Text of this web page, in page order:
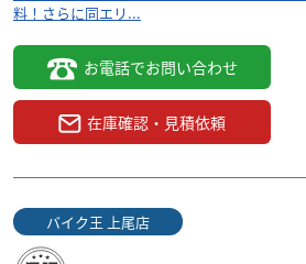
料！さらに同エリ...
お電話でお問い合わせ
在庫確認・見積依頼
バイク王 上尾店